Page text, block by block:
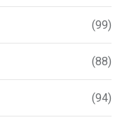
(99)
(88)
(94)